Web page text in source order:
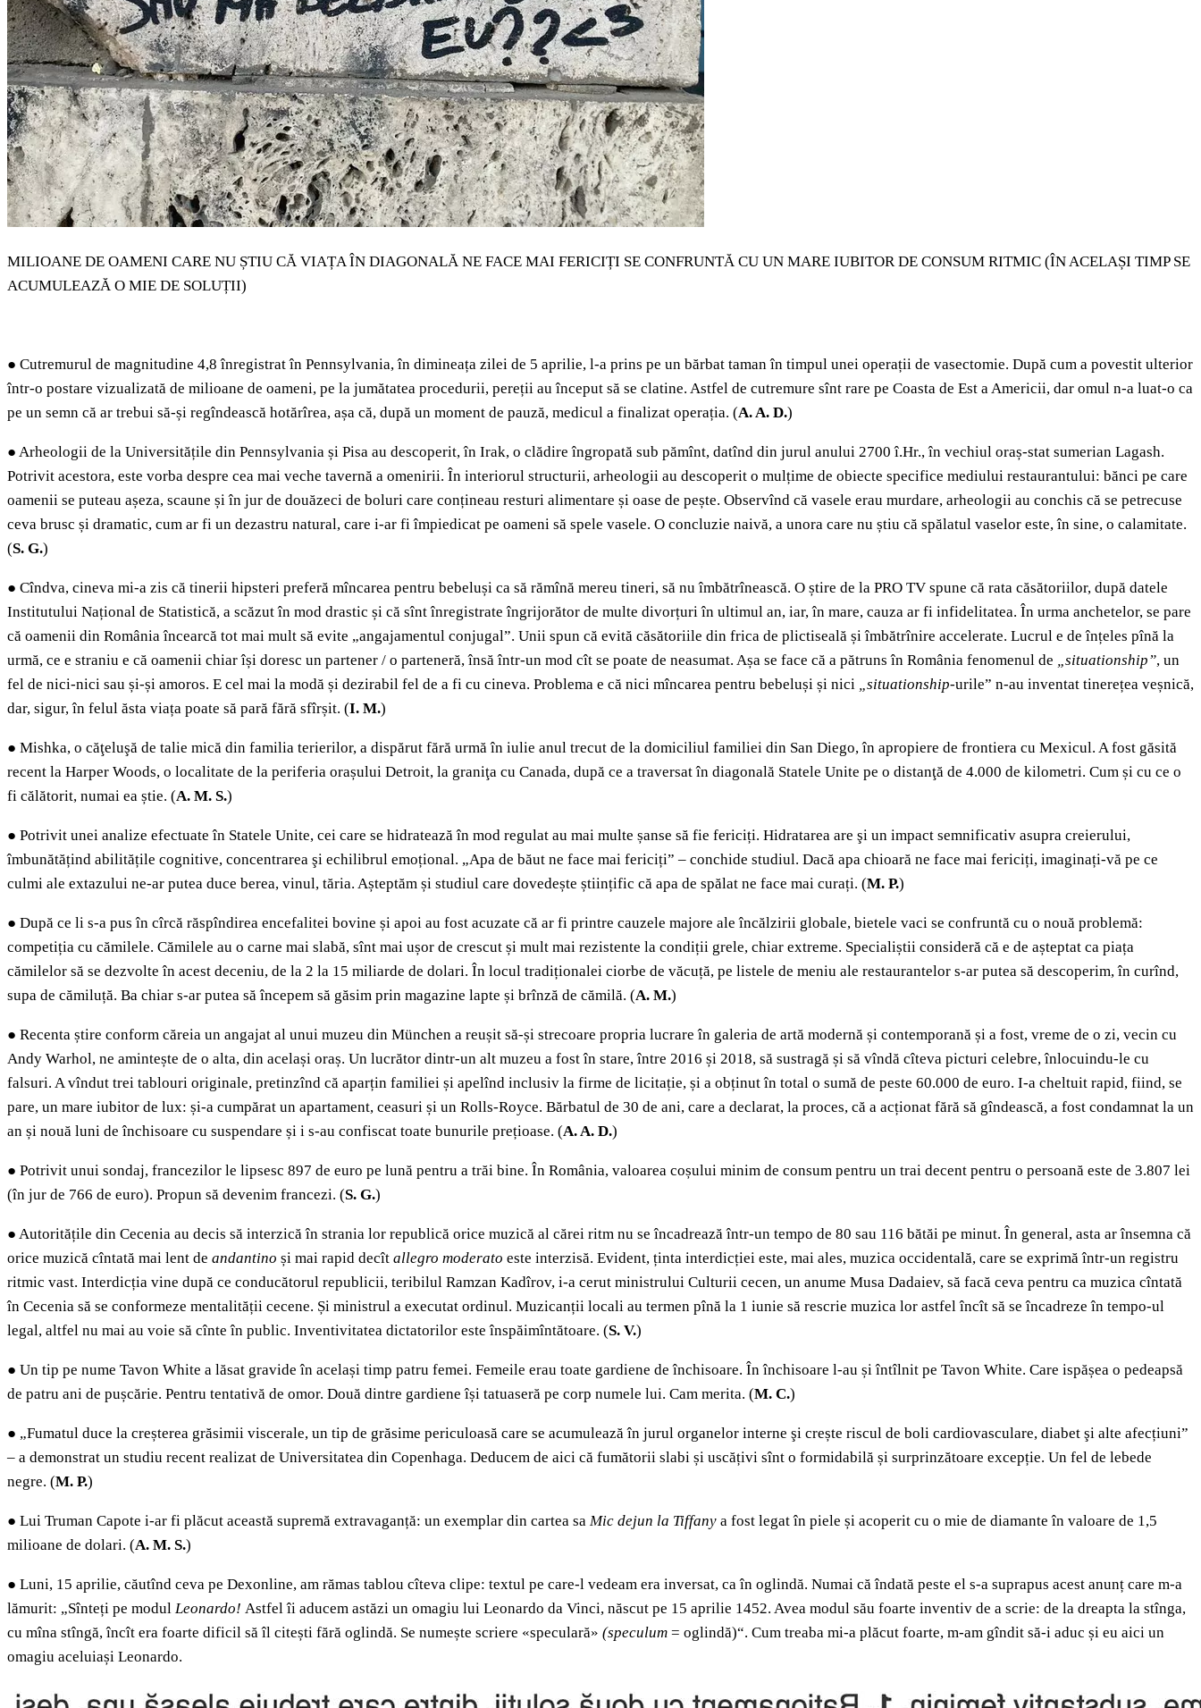
MILIOANE DE OAMENI CARE NU ȘTIU CĂ VIAȚA ÎN DIAGONALĂ NE FACE MAI FERICIȚI SE CONFRUNTĂ CU UN MARE IUBITOR DE CONSUM RITMIC (ÎN ACELAȘI TIMP SE
ACUMULEAZĂ O MIE DE SOLUȚII)
● Cutremurul de magnitudine 4,8 înregistrat în Pennsylvania, în dimineața zilei de 5 aprilie, l-a prins pe un bărbat taman în timpul unei operații de vasectomie. După cum a povestit ulterior
într-o postare vizualizată de milioane de oameni, pe la jumătatea procedurii, pereții au început să se clatine. Astfel de cutremure sînt rare pe Coasta de Est a Americii, dar omul n-a luat-o ca
pe un semn că ar trebui să-și regîndească hotărîrea, așa că, după un moment de pauză, medicul a finalizat operația. (A. A. D.)
● Arheologii de la Universitățile din Pennsylvania și Pisa au descoperit, în Irak, o clădire îngropată sub pămînt, datînd din jurul anului 2700 î.Hr., în vechiul oraș-stat sumerian Lagash.
Potrivit acestora, este vorba despre cea mai veche tavernă a omenirii. În interiorul structurii, arheologii au descoperit o mulțime de obiecte specifice mediului restaurantului: bănci pe care
oamenii se puteau așeza, scaune și în jur de douăzeci de boluri care conțineau resturi alimentare și oase de pește. Observînd că vasele erau murdare, arheologii au conchis că se petrecuse
ceva brusc și dramatic, cum ar fi un dezastru natural, care i-ar fi împiedicat pe oameni să spele vasele. O concluzie naivă, a unora care nu știu că spălatul vaselor este, în sine, o calamitate.
(S. G.)
● Cîndva, cineva mi-a zis că tinerii hipsteri preferă mîncarea pentru bebeluși ca să rămînă mereu tineri, să nu îmbătrînească. O știre de la PRO TV spune că rata căsătoriilor, după datele
Institutului Național de Statistică, a scăzut în mod drastic și că sînt înregistrate îngrijorător de multe divorțuri în ultimul an, iar, în mare, cauza ar fi infidelitatea. În urma anchetelor, se pare
că oamenii din România încearcă tot mai mult să evite „angajamentul conjugal”. Unii spun că evită căsătoriile din frica de plictiseală și îmbătrînire accelerate. Lucrul e de înțeles pînă la
urmă, ce e straniu e că oamenii chiar își doresc un partener / o parteneră, însă într-un mod cît se poate de neasumat. Așa se face că a pătruns în România fenomenul de „situationship”, un
fel de nici-nici sau și-și amoros. E cel mai la modă și dezirabil fel de a fi cu cineva. Problema e că nici mîncarea pentru bebeluși și nici „situationship-urile” n-au inventat tinerețea veșnică,
dar, sigur, în felul ăsta viața poate să pară fără sfîrșit. (I. M.)
● Mishka, o căţeluşă de talie mică din familia terierilor, a dispărut fără urmă în iulie anul trecut de la domiciliul familiei din San Diego, în apropiere de frontiera cu Mexicul. A fost găsită
recent la Harper Woods, o localitate de la periferia orașului Detroit, la graniţa cu Canada, după ce a traversat în diagonală Statele Unite pe o distanţă de 4.000 de kilometri. Cum și cu ce o
fi călătorit, numai ea știe. (A. M. S.)
● Potrivit unei analize efectuate în Statele Unite, cei care se hidratează în mod regulat au mai multe șanse să fie fericiți. Hidratarea are şi un impact semnificativ asupra creierului,
îmbunătățind abilitățile cognitive, concentrarea şi echilibrul emoțional. „Apa de băut ne face mai fericiți” – conchide studiul. Dacă apa chioară ne face mai fericiți, imaginați-vă pe ce
culmi ale extazului ne-ar putea duce berea, vinul, tăria. Așteptăm și studiul care dovedește științific că apa de spălat ne face mai curați. (M. P.)
● După ce li s-a pus în cîrcă răspîndirea encefalitei bovine și apoi au fost acuzate că ar fi printre cauzele majore ale încălzirii globale, bietele vaci se confruntă cu o nouă problemă:
competiția cu cămilele. Cămilele au o carne mai slabă, sînt mai ușor de crescut și mult mai rezistente la condiții grele, chiar extreme. Specialiștii consideră că e de așteptat ca piața
cămilelor să se dezvolte în acest deceniu, de la 2 la 15 miliarde de dolari. În locul tradiționalei ciorbe de văcuță, pe listele de meniu ale restaurantelor s-ar putea să descoperim, în curînd,
supa de cămiluță. Ba chiar s-ar putea să începem să găsim prin magazine lapte și brînză de cămilă. (A. M.)
● Recenta știre conform căreia un angajat al unui muzeu din München a reușit să-și strecoare propria lucrare în galeria de artă modernă și contemporană și a fost, vreme de o zi, vecin cu
Andy Warhol, ne amintește de o alta, din același oraș. Un lucrător dintr-un alt muzeu a fost în stare, între 2016 și 2018, să sustragă și să vîndă cîteva picturi celebre, înlocuindu-le cu
falsuri. A vîndut trei tablouri originale, pretinzînd că aparțin familiei și apelînd inclusiv la firme de licitație, și a obținut în total o sumă de peste 60.000 de euro. I-a cheltuit rapid, fiind, se
pare, un mare iubitor de lux: și-a cumpărat un apartament, ceasuri și un Rolls-Royce. Bărbatul de 30 de ani, care a declarat, la proces, că a acționat fără să gîndească, a fost condamnat la un
an și nouă luni de închisoare cu suspendare și i s-au confiscat toate bunurile prețioase. (A. A. D.)
● Potrivit unui sondaj, francezilor le lipsesc 897 de euro pe lună pentru a trăi bine. În România, valoarea coșului minim de consum pentru un trai decent pentru o persoană este de 3.807 lei
(în jur de 766 de euro). Propun să devenim francezi. (S. G.)
● Autoritățile din Cecenia au decis să interzică în strania lor republică orice muzică al cărei ritm nu se încadrează într-un tempo de 80 sau 116 bătăi pe minut. În general, asta ar însemna că
orice muzică cîntată mai lent de andantino și mai rapid decît allegro moderato este interzisă. Evident, ținta interdicției este, mai ales, muzica occidentală, care se exprimă într-un registru
ritmic vast. Interdicția vine după ce conducătorul republicii, teribilul Ramzan Kadîrov, i-a cerut ministrului Culturii cecen, un anume Musa Dadaiev, să facă ceva pentru ca muzica cîntată
în Cecenia să se conformeze mentalității cecene. Și ministrul a executat ordinul. Muzicanții locali au termen pînă la 1 iunie să rescrie muzica lor astfel încît să se încadreze în tempo-ul
legal, altfel nu mai au voie să cînte în public. Inventivitatea dictatorilor este înspăimîntătoare. (S. V.)
● Un tip pe nume Tavon White a lăsat gravide în același timp patru femei. Femeile erau toate gardiene de închisoare. În închisoare l-au și întîlnit pe Tavon White. Care ispășea o pedeapsă
de patru ani de pușcărie. Pentru tentativă de omor. Două dintre gardiene își tatuaseră pe corp numele lui. Cam merita. (M. C.)
● „Fumatul duce la creșterea grăsimii viscerale, un tip de grăsime periculoasă care se acumulează în jurul organelor interne şi crește riscul de boli cardiovasculare, diabet şi alte afecțiuni”
– a demonstrat un studiu recent realizat de Universitatea din Copenhaga. Deducem de aici că fumătorii slabi și uscățivi sînt o formidabilă și surprinzătoare excepție. Un fel de lebede
negre. (M. P.)
● Lui Truman Capote i-ar fi plăcut această supremă extravaganță: un exemplar din cartea sa Mic dejun la Tiffany a fost legat în piele și acoperit cu o mie de diamante în valoare de 1,5
milioane de dolari. (A. M. S.)
● Luni, 15 aprilie, căutînd ceva pe Dexonline, am rămas tablou cîteva clipe: textul pe care-l vedeam era inversat, ca în oglindă. Numai că îndată peste el s-a suprapus acest anunț care m-a
lămurit: „Sînteți pe modul Leonardo! Astfel îi aducem astăzi un omagiu lui Leonardo da Vinci, născut pe 15 aprilie 1452. Avea modul său foarte inventiv de a scrie: de la dreapta la stînga,
cu mîna stîngă, încît era foarte dificil să îl citești fără oglindă. Se numește scriere «speculară» (speculum = oglindă)“. Cum treaba mi-a plăcut foarte, m-am gîndit să-i aduc și eu aici un
omagiu aceluiași Leonardo.